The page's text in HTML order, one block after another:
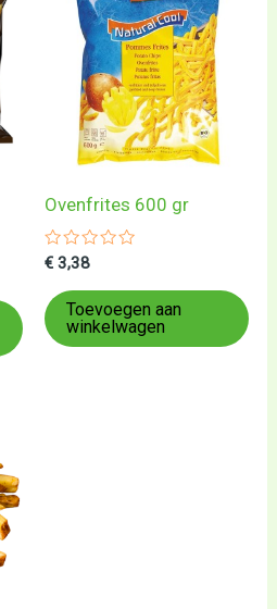
Ovenfrites 600 gr
Gewaardeerd
uit
5
€ 3,38
Toevoegen aan
winkelwagen